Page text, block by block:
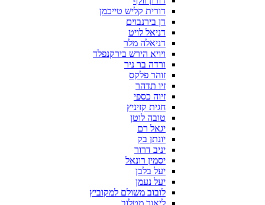
דורית קליש טייכמן
דן בירנבוים
דניאל לויט
דניאלה מלר
ויויא הירש בירקנפלד
ורדה בר ניר
זוהר פלקס
זיו תדהר
זיוה כספי
חגית קזיניץ
טובה לוטן
יגאל רם
יונתן בק
יניב דרור
יסמין רונאל
יעל בלבן
יעל נעמן
לובוב משולם למקוביץ
ליאור מטלוב